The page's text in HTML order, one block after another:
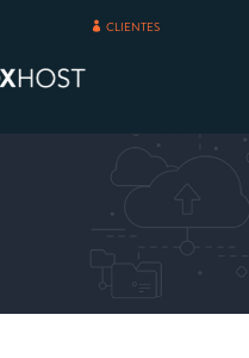
CLIENTES